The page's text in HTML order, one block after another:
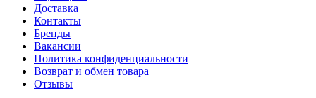
Доставка
Контакты
Бренды
Вакансии
Политика конфиденциальности
Возврат и обмен товара
Отзывы